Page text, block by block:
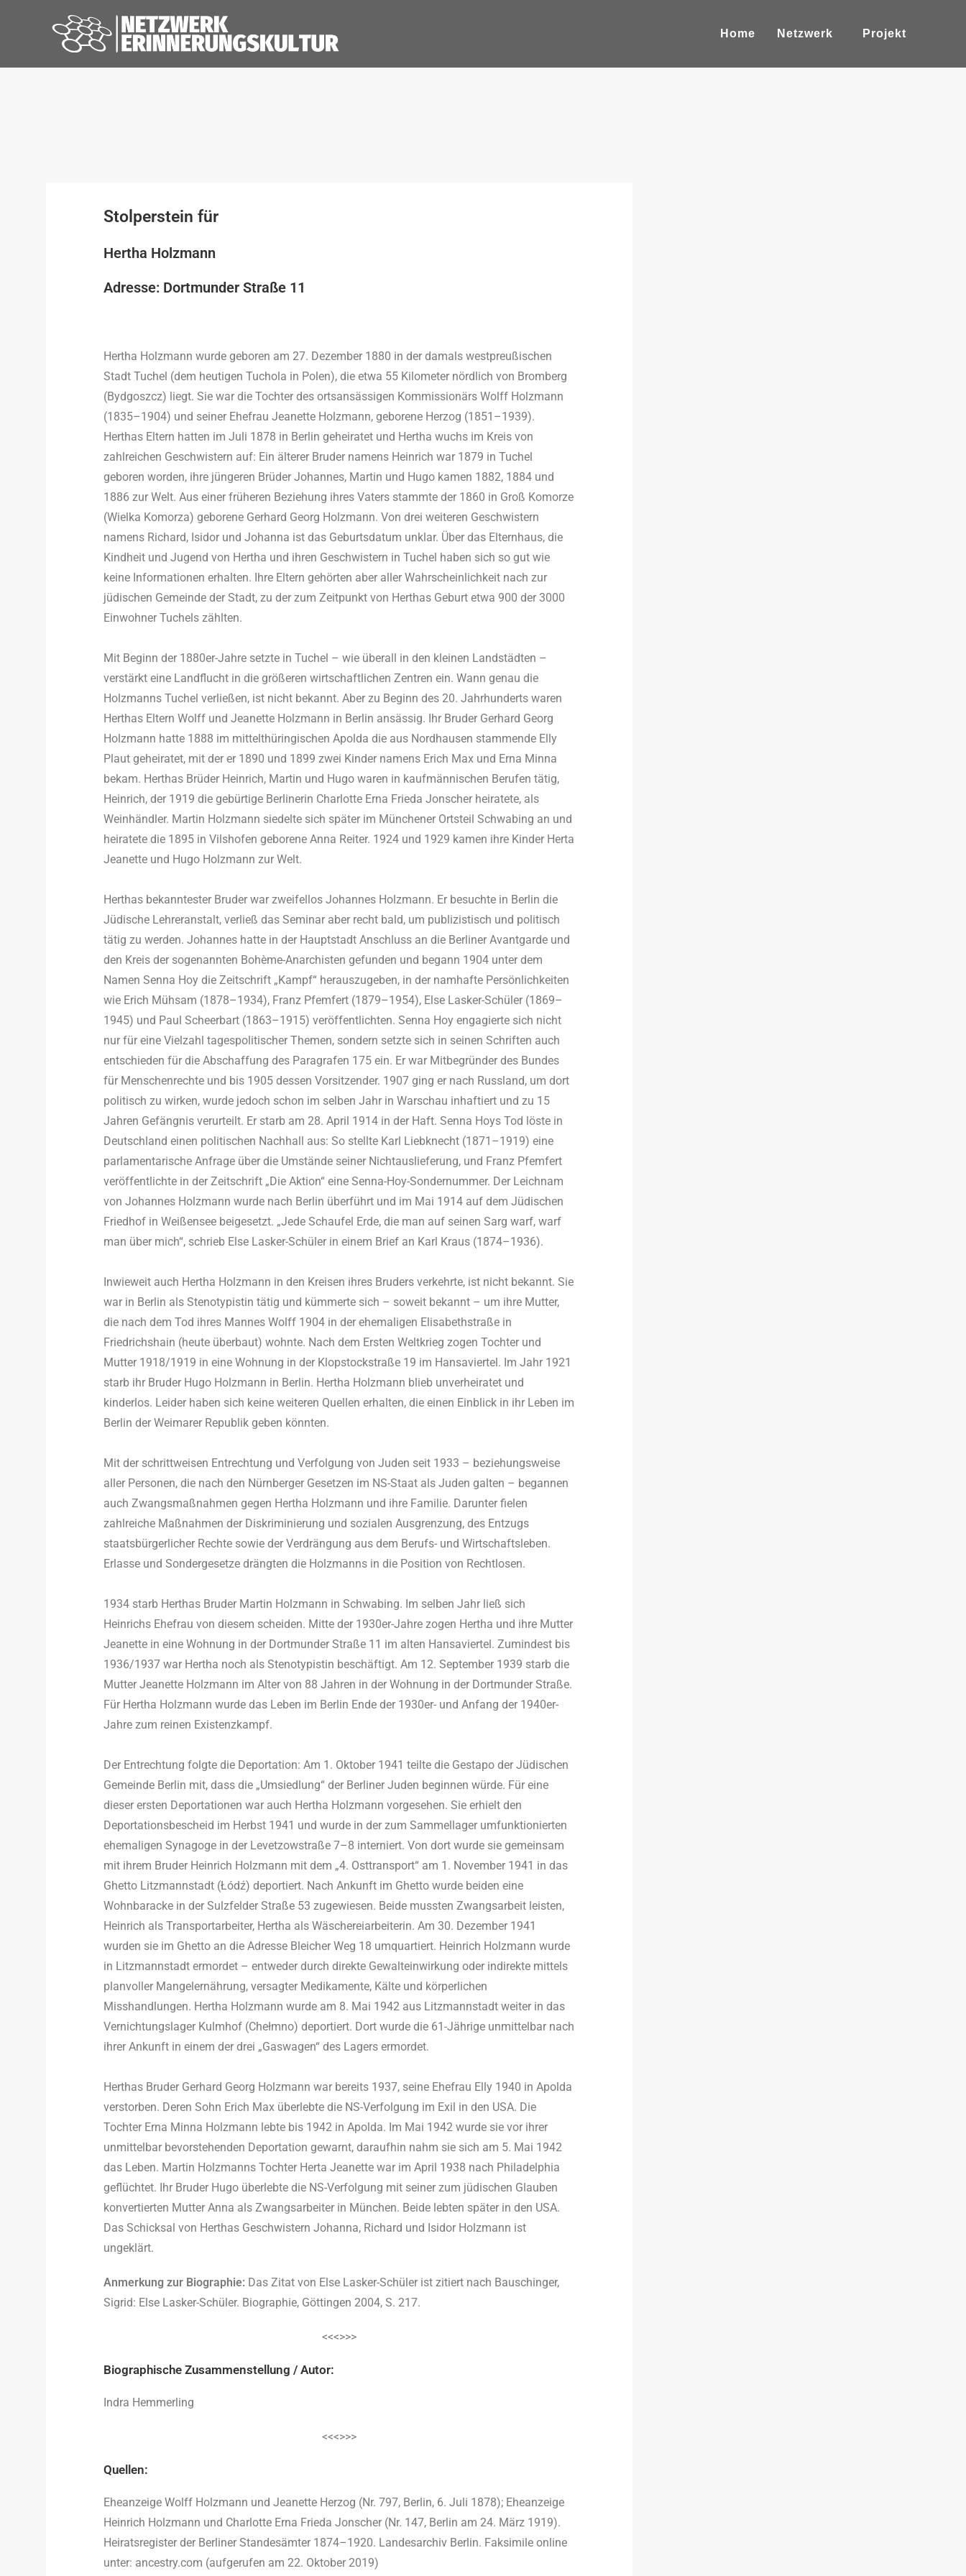
Home Netzwerk Projekt
Stolperstein für
Hertha Holzmann
Adresse: Dortmunder Straße 11
Hertha Holzmann wurde geboren am 27. Dezember 1880 in der damals westpreußischen
Stadt Tuchel (dem heutigen Tuchola in Polen), die etwa 55 Kilometer nördlich von Bromberg
(Bydgoszcz) liegt. Sie war die Tochter des ortsansässigen Kommissionärs Wolff Holzmann
(1835–1904) und seiner Ehefrau Jeanette Holzmann, geborene Herzog (1851–1939).
Herthas Eltern hatten im Juli 1878 in Berlin geheiratet und Hertha wuchs im Kreis von
zahlreichen Geschwistern auf: Ein älterer Bruder namens Heinrich war 1879 in Tuchel
geboren worden, ihre jüngeren Brüder Johannes, Martin und Hugo kamen 1882, 1884 und
1886 zur Welt. Aus einer früheren Beziehung ihres Vaters stammte der 1860 in Groß Komorze
(Wielka Komorza) geborene Gerhard Georg Holzmann. Von drei weiteren Geschwistern
namens Richard, Isidor und Johanna ist das Geburtsdatum unklar. Über das Elternhaus, die
Kindheit und Jugend von Hertha und ihren Geschwistern in Tuchel haben sich so gut wie
keine Informationen erhalten. Ihre Eltern gehörten aber aller Wahrscheinlichkeit nach zur
jüdischen Gemeinde der Stadt, zu der zum Zeitpunkt von Herthas Geburt etwa 900 der 3000
Einwohner Tuchels zählten.
Mit Beginn der 1880er-Jahre setzte in Tuchel – wie überall in den kleinen Landstädten –
verstärkt eine Landflucht in die größeren wirtschaftlichen Zentren ein. Wann genau die
Holzmanns Tuchel verließen, ist nicht bekannt. Aber zu Beginn des 20. Jahrhunderts waren
Herthas Eltern Wolff und Jeanette Holzmann in Berlin ansässig. Ihr Bruder Gerhard Georg
Holzmann hatte 1888 im mittelthüringischen Apolda die aus Nordhausen stammende Elly
Plaut geheiratet, mit der er 1890 und 1899 zwei Kinder namens Erich Max und Erna Minna
bekam. Herthas Brüder Heinrich, Martin und Hugo waren in kaufmännischen Berufen tätig,
Heinrich, der 1919 die gebürtige Berlinerin Charlotte Erna Frieda Jonscher heiratete, als
Weinhändler. Martin Holzmann siedelte sich später im Münchener Ortsteil Schwabing an und
heiratete die 1895 in Vilshofen geborene Anna Reiter. 1924 und 1929 kamen ihre Kinder Herta
Jeanette und Hugo Holzmann zur Welt.
Herthas bekanntester Bruder war zweifellos Johannes Holzmann. Er besuchte in Berlin die
Jüdische Lehreranstalt, verließ das Seminar aber recht bald, um publizistisch und politisch
tätig zu werden. Johannes hatte in der Hauptstadt Anschluss an die Berliner Avantgarde und
den Kreis der sogenannten Bohème-Anarchisten gefunden und begann 1904 unter dem
Namen Senna Hoy die Zeitschrift „Kampf“ herauszugeben, in der namhafte Persönlichkeiten
wie Erich Mühsam (1878–1934), Franz Pfemfert (1879–1954), Else Lasker-Schüler (1869–
1945) und Paul Scheerbart (1863–1915) veröffentlichten. Senna Hoy engagierte sich nicht
nur für eine Vielzahl tagespolitischer Themen, sondern setzte sich in seinen Schriften auch
entschieden für die Abschaffung des Paragrafen 175 ein. Er war Mitbegründer des Bundes
für Menschenrechte und bis 1905 dessen Vorsitzender. 1907 ging er nach Russland, um dort
politisch zu wirken, wurde jedoch schon im selben Jahr in Warschau inhaftiert und zu 15
Jahren Gefängnis verurteilt. Er starb am 28. April 1914 in der Haft. Senna Hoys Tod löste in
Deutschland einen politischen Nachhall aus: So stellte Karl Liebknecht (1871–1919) eine
parlamentarische Anfrage über die Umstände seiner Nichtauslieferung, und Franz Pfemfert
veröffentlichte in der Zeitschrift „Die Aktion“ eine Senna-Hoy-Sondernummer. Der Leichnam
von Johannes Holzmann wurde nach Berlin überführt und im Mai 1914 auf dem Jüdischen
Friedhof in Weißensee beigesetzt. „Jede Schaufel Erde, die man auf seinen Sarg warf, warf
man über mich“, schrieb Else Lasker-Schüler in einem Brief an Karl Kraus (1874–1936).
Inwieweit auch Hertha Holzmann in den Kreisen ihres Bruders verkehrte, ist nicht bekannt. Sie
war in Berlin als Stenotypistin tätig und kümmerte sich – soweit bekannt – um ihre Mutter,
die nach dem Tod ihres Mannes Wolff 1904 in der ehemaligen Elisabethstraße in
Friedrichshain (heute überbaut) wohnte. Nach dem Ersten Weltkrieg zogen Tochter und
Mutter 1918/1919 in eine Wohnung in der Klopstockstraße 19 im Hansaviertel. Im Jahr 1921
starb ihr Bruder Hugo Holzmann in Berlin. Hertha Holzmann blieb unverheiratet und
kinderlos. Leider haben sich keine weiteren Quellen erhalten, die einen Einblick in ihr Leben im
Berlin der Weimarer Republik geben könnten.
Mit der schrittweisen Entrechtung und Verfolgung von Juden seit 1933 – beziehungsweise
aller Personen, die nach den Nürnberger Gesetzen im NS-Staat als Juden galten – begannen
auch Zwangsmaßnahmen gegen Hertha Holzmann und ihre Familie. Darunter fielen
zahlreiche Maßnahmen der Diskriminierung und sozialen Ausgrenzung, des Entzugs
staatsbürgerlicher Rechte sowie der Verdrängung aus dem Berufs- und Wirtschaftsleben.
Erlasse und Sondergesetze drängten die Holzmanns in die Position von Rechtlosen.
1934 starb Herthas Bruder Martin Holzmann in Schwabing. Im selben Jahr ließ sich
Heinrichs Ehefrau von diesem scheiden. Mitte der 1930er-Jahre zogen Hertha und ihre Mutter
Jeanette in eine Wohnung in der Dortmunder Straße 11 im alten Hansaviertel. Zumindest bis
1936/1937 war Hertha noch als Stenotypistin beschäftigt. Am 12. September 1939 starb die
Mutter Jeanette Holzmann im Alter von 88 Jahren in der Wohnung in der Dortmunder Straße.
Für Hertha Holzmann wurde das Leben im Berlin Ende der 1930er- und Anfang der 1940er-
Jahre zum reinen Existenzkampf.
Der Entrechtung folgte die Deportation: Am 1. Oktober 1941 teilte die Gestapo der Jüdischen
Gemeinde Berlin mit, dass die „Umsiedlung“ der Berliner Juden beginnen würde. Für eine
dieser ersten Deportationen war auch Hertha Holzmann vorgesehen. Sie erhielt den
Deportationsbescheid im Herbst 1941 und wurde in der zum Sammellager umfunktionierten
ehemaligen Synagoge in der Levetzowstraße 7–8 interniert. Von dort wurde sie gemeinsam
mit ihrem Bruder Heinrich Holzmann mit dem „4. Osttransport“ am 1. November 1941 in das
Ghetto Litzmannstadt (Łódź) deportiert. Nach Ankunft im Ghetto wurde beiden eine
Wohnbaracke in der Sulzfelder Straße 53 zugewiesen. Beide mussten Zwangsarbeit leisten,
Heinrich als Transportarbeiter, Hertha als Wäschereiarbeiterin. Am 30. Dezember 1941
wurden sie im Ghetto an die Adresse Bleicher Weg 18 umquartiert. Heinrich Holzmann wurde
in Litzmannstadt ermordet – entweder durch direkte Gewalteinwirkung oder indirekte mittels
planvoller Mangelernährung, versagter Medikamente, Kälte und körperlichen
Misshandlungen. Hertha Holzmann wurde am 8. Mai 1942 aus Litzmannstadt weiter in das
Vernichtungslager Kulmhof (Chełmno) deportiert. Dort wurde die 61-Jährige unmittelbar nach
ihrer Ankunft in einem der drei „Gaswagen“ des Lagers ermordet.
Herthas Bruder Gerhard Georg Holzmann war bereits 1937, seine Ehefrau Elly 1940 in Apolda
verstorben. Deren Sohn Erich Max überlebte die NS-Verfolgung im Exil in den USA. Die
Tochter Erna Minna Holzmann lebte bis 1942 in Apolda. Im Mai 1942 wurde sie vor ihrer
unmittelbar bevorstehenden Deportation gewarnt, daraufhin nahm sie sich am 5. Mai 1942
das Leben. Martin Holzmanns Tochter Herta Jeanette war im April 1938 nach Philadelphia
geflüchtet. Ihr Bruder Hugo überlebte die NS-Verfolgung mit seiner zum jüdischen Glauben
konvertierten Mutter Anna als Zwangsarbeiter in München. Beide lebten später in den USA.
Das Schicksal von Herthas Geschwistern Johanna, Richard und Isidor Holzmann ist
ungeklärt.
Anmerkung zur Biographie: Das Zitat von Else Lasker-Schüler ist zitiert nach Bauschinger,
Sigrid: Else Lasker-Schüler. Biographie, Göttingen 2004, S. 217.
<<<>>>
Biographische Zusammenstellung / Autor:
Indra Hemmerling
<<<>>>
Quellen:
Eheanzeige Wolff Holzmann und Jeanette Herzog (Nr. 797, Berlin, 6. Juli 1878); Eheanzeige
Heinrich Holzmann und Charlotte Erna Frieda Jonscher (Nr. 147, Berlin am 24. März 1919).
Heiratsregister der Berliner Standesämter 1874–1920. Landesarchiv Berlin. Faksimile online
unter: ancestry.com (aufgerufen am 22. Oktober 2019)